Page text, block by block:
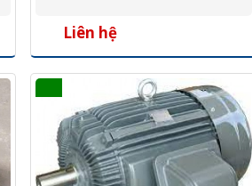
Liên hệ